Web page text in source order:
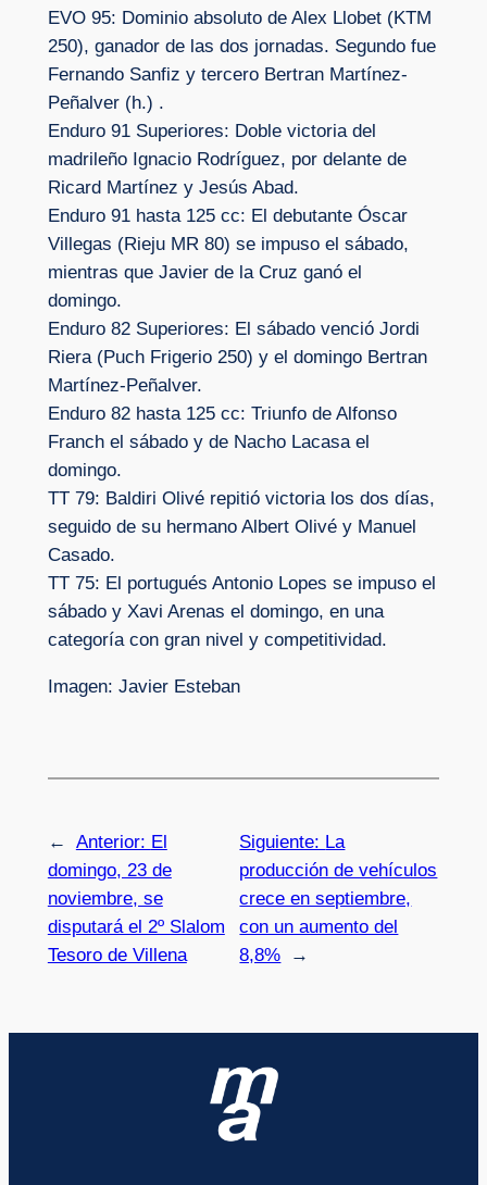
EVO 95: Dominio absoluto de Alex Llobet (KTM
250), ganador de las dos jornadas. Segundo fue
Fernando Sanfiz y tercero Bertran Martínez-
Peñalver (h.) .
Enduro 91 Superiores: Doble victoria del
madrileño Ignacio Rodríguez, por delante de
Ricard Martínez y Jesús Abad.
Enduro 91 hasta 125 cc: El debutante Óscar
Villegas (Rieju MR 80) se impuso el sábado,
mientras que Javier de la Cruz ganó el
domingo.
Enduro 82 Superiores: El sábado venció Jordi
Riera (Puch Frigerio 250) y el domingo Bertran
Martínez-Peñalver.
Enduro 82 hasta 125 cc: Triunfo de Alfonso
Franch el sábado y de Nacho Lacasa el
domingo.
TT 79: Baldiri Olivé repitió victoria los dos días,
seguido de su hermano Albert Olivé y Manuel
Casado.
TT 75: El portugués Antonio Lopes se impuso el
sábado y Xavi Arenas el domingo, en una
categoría con gran nivel y competitividad.
Imagen: Javier Esteban
← Anterior: El
domingo, 23 de
noviembre, se
disputará el 2º Slalom
Tesoro de Villena
Siguiente: La
producción de vehículos
crece en septiembre,
con un aumento del
8,8%
→